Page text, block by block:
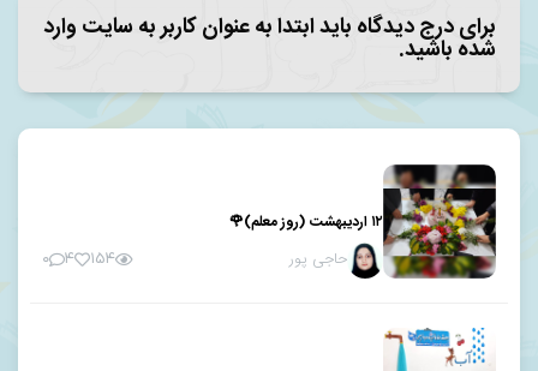
برای درج دیدگاه باید ابتدا به عنوان کاربر به سایت وارد
شده باشید.
۱۲ اردیبهشت (روز معلم)🌹
حاجی پور ۱۵۴ ۴ ۰